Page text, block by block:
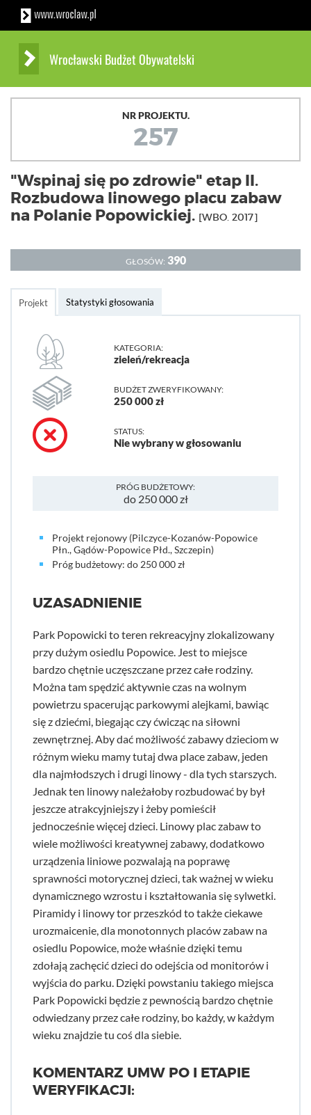
Wrocławski Budżet Obywatelski
NR PROJEKTU.
257
"Wspinaj się po zdrowie" etap II.
Rozbudowa linowego placu zabaw
na Polanie Popowickiej. [WBO. 2017]
GŁOSÓW: 390
Projekt Statystyki głosowania
KATEGORIA:
zieleń/rekreacja
BUDŻET ZWERYFIKOWANY:
250 000 zł
STATUS:
Nie wybrany w głosowaniu
PRÓG BUDŻETOWY:
do 250 000 zł
Projekt rejonowy (Pilczyce-Kozanów-Popowice
Płn., Gądów-Popowice Płd., Szczepin)
Próg budżetowy: do 250 000 zł
UZASADNIENIE
Park Popowicki to teren rekreacyjny zlokalizowany
przy dużym osiedlu Popowice. Jest to miejsce
bardzo chętnie uczęszczane przez całe rodziny.
Można tam spędzić aktywnie czas na wolnym
powietrzu spacerując parkowymi alejkami, bawiąc
się z dziećmi, biegając czy ćwicząc na siłowni
zewnętrznej. Aby dać możliwość zabawy dzieciom w
różnym wieku mamy tutaj dwa place zabaw, jeden
dla najmłodszych i drugi linowy - dla tych starszych.
Jednak ten linowy należałoby rozbudować by był
jeszcze atrakcyjniejszy i żeby pomieścił
jednocześnie więcej dzieci. Linowy plac zabaw to
wiele możliwości kreatywnej zabawy, dodatkowo
urządzenia liniowe pozwalają na poprawę
sprawności motorycznej dzieci, tak ważnej w wieku
dynamicznego wzrostu i kształtowania się sylwetki.
Piramidy i linowy tor przeszkód to także ciekawe
urozmaicenie, dla monotonnych placów zabaw na
osiedlu Popowice, może właśnie dzięki temu
zdołają zachęcić dzieci do odejścia od monitorów i
wyjścia do parku. Dzięki powstaniu takiego miejsca
Park Popowicki będzie z pewnością bardzo chętnie
odwiedzany przez całe rodziny, bo każdy, w każdym
wieku znajdzie tu coś dla siebie.
KOMENTARZ UMW PO I ETAPIE
WERYFIKACJI: